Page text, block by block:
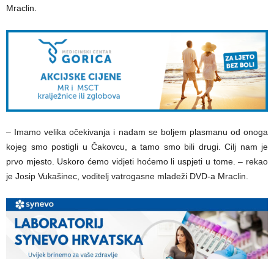
Mraclin.
– Imamo velika očekivanja i nadam se boljem plasmanu od onoga
kojeg smo postigli u Čakovcu, a tamo smo bili drugi. Cilj nam je
prvo mjesto. Uskoro ćemo vidjeti hoćemo li uspjeti u tome. – rekao
je Josip Vukašinec, voditelj vatrogasne mladeži DVD-a Mraclin.